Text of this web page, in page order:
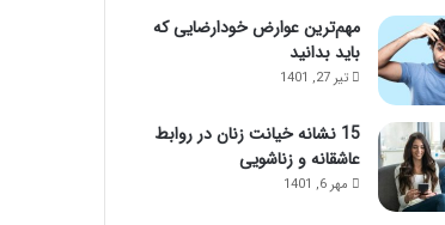
مهم‌ترین عوارض خودارضایی که
باید بدانید
تیر 27, 1401
15 نشانه خیانت زنان در روابط
عاشقانه و زناشویی
مهر 6, 1401